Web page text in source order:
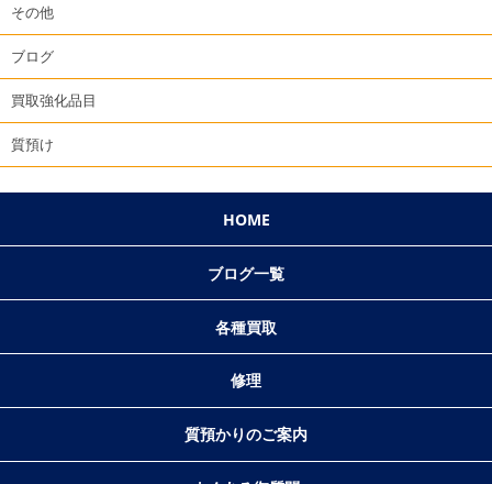
その他
ブログ
買取強化品目
質預け
HOME
ブログ一覧
各種買取
修理
質預かりのご案内